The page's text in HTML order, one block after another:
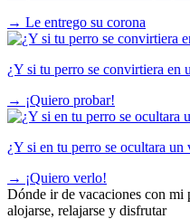
→ Le entrego su corona
¿Y si tu perro se convirtiera en
→ ¡Quiero probar!
¿Y si en tu perro se ocultara un
→ ¡Quiero verlo!
Dónde ir de vacaciones con mi
alojarse, relajarse y disfrutar